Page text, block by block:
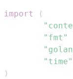
import
(
"fmt"
"time"
)